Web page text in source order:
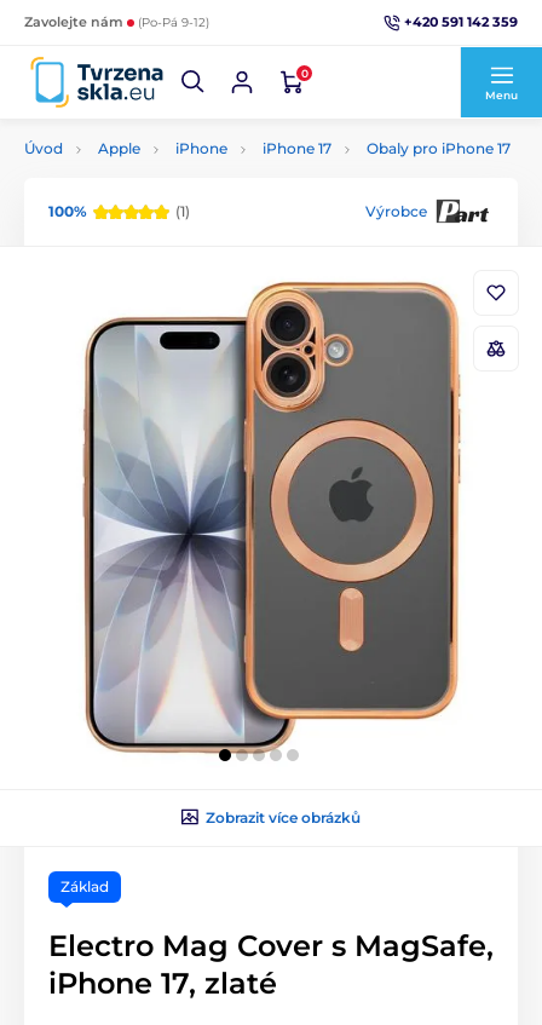
Zavolejte nám (Po-Pá 9-12) +420 591 142 359
0
Menu
Úvod Apple iPhone iPhone 17 Obaly pro iPhone 17
100% (1) Výrobce
Zobrazit více obrázků
Základ
Electro Mag Cover s MagSafe,
iPhone 17, zlaté